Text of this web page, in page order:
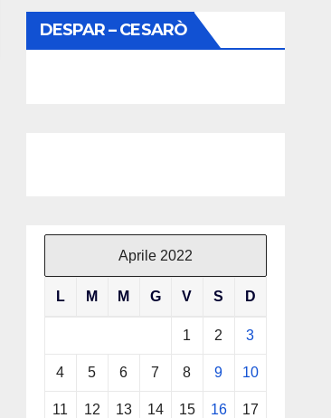
DESPAR – CESARÒ
Aprile 2022
L M M G V S D
1 2 3
4 5 6 7 8 9 10
11 12 13 14 15 16 17